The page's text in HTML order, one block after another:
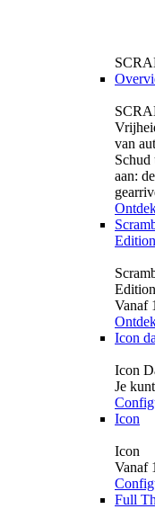
van
Schud
aan:
Edition
Edition
Vanaf
Icon
Icon
Je
Icon
Icon
Vanaf
Full